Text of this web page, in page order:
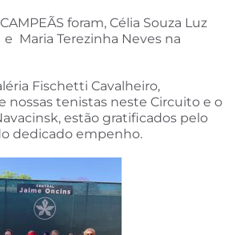
foram, Célia Souza Luz
e Maria Terezinha Neves na
Fischetti Cavalheiro,
nossas tenistas neste Circuito e o
estão gratificados pelo
dedicado empenho.